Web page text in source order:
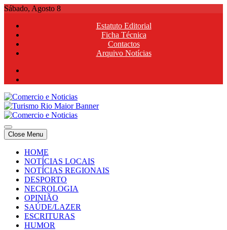
Skip
content
Sábado, Agosto 8
Estatuto Editorial
Ficha Técnica
Contactos
Arquivo Notícias
Comercio e Noticias
Notícias e Publicidade Online
Comercio e Noticias
Notícias e Publicidade Online
Close Menu
HOME
NOTÍCIAS LOCAIS
NOTÍCIAS REGIONAIS
DESPORTO
NECROLOGIA
OPINIÃO
SAÚDE/LAZER
ESCRITURAS
HUMOR